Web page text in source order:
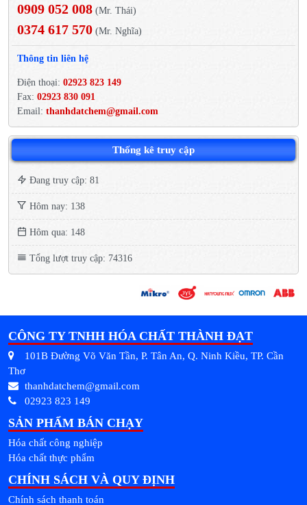
0909 052 008 (Mr. Thái)
0374 617 570 (Mr. Nghĩa)
Thông tin liên hệ
Điện thoại: 02923 823 149
Fax: 02923 830 091
Email: thanhdatchem@gmail.com
Thống kê truy cập
Đang truy cập: 81
Hôm nay: 138
Hôm qua: 148
Tổng lượt truy cập: 74316
CÔNG TY TNHH HÓA CHẤT THÀNH ĐẠT
101B Đường Võ Văn Tần, P. Tân An, Q. Ninh Kiều, TP. Cần
Thơ
thanhdatchem@gmail.com
02923 823 149
SẢN PHẨM BÁN CHẠY
Hóa chất công nghiệp
Hóa chất thực phẩm
CHÍNH SÁCH VÀ QUY ĐỊNH
Chính sách thanh toán